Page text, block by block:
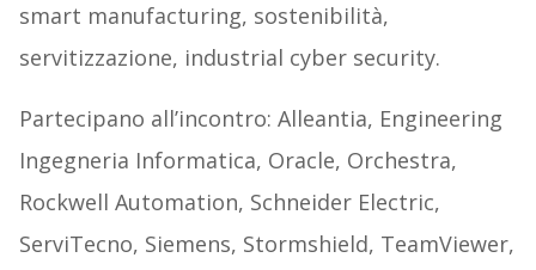
smart manufacturing, sostenibilità,
servitizzazione, industrial cyber security.
Partecipano all’incontro: Alleantia, Engineering
Ingegneria Informatica, Oracle, Orchestra,
Rockwell Automation, Schneider Electric,
ServiTecno, Siemens, Stormshield, TeamViewer,